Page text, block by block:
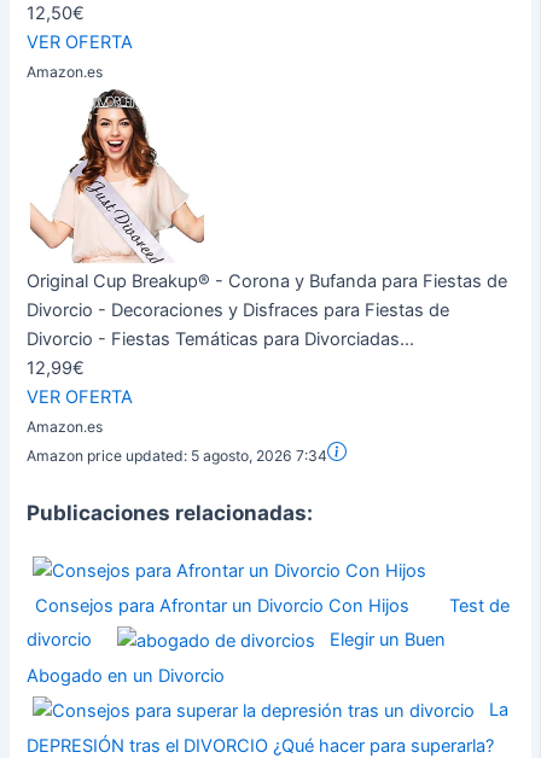
12,50€
VER OFERTA
Amazon.es
Original Cup Breakup® - Corona y Bufanda para Fiestas de
Divorcio - Decoraciones y Disfraces para Fiestas de
Divorcio - Fiestas Temáticas para Divorciadas...
12,99€
VER OFERTA
Amazon.es
Amazon price updated: 5 agosto, 2026 7:34
Publicaciones relacionadas:
Consejos para Afrontar un Divorcio Con Hijos
Test de
divorcio
Elegir un Buen
Abogado en un Divorcio
La
DEPRESIÓN tras el DIVORCIO ¿Qué hacer para superarla?